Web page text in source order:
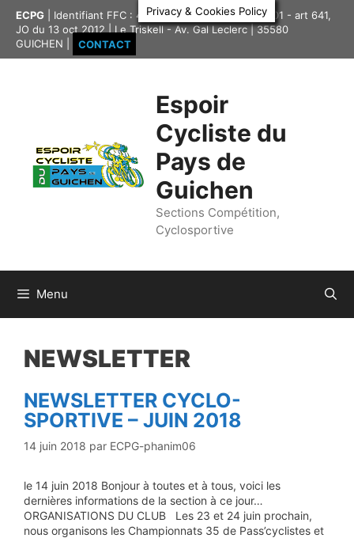
contenu
ECPG | Identifiant FFC : 4335417 | Association loi 1901 - art 641,
JO du 13 oct 2012 | Le Triskell - Av. Gal Leclerc | 35580
GUICHEN |
CONTACT
Espoir
Cycliste du
Pays de
Guichen
Sections Compétition,
Cyclosportive
Menu
NEWSLETTER
NEWSLETTER CYCLO-
SPORTIVE – JUIN 2018
14 juin 2018 par ECPG-phanim06
le 14 juin 2018​​ Bonjour à toutes et à tous, voici les
dernières informations de la section à ce jour…
ORGANISATIONS DU CLUB Les 23 et 24 juin prochain,
nous organisons les Championnats 35 de Pass’cyclistes et
Privacy & Cookies Policy